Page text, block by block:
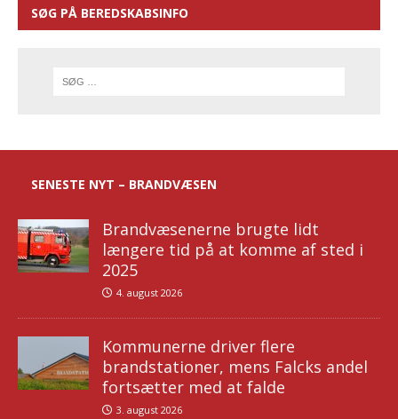
SØG PÅ BEREDSKABSINFO
SENESTE NYT – BRANDVÆSEN
Brandvæsenerne brugte lidt
længere tid på at komme af sted i
2025
4. august 2026
Kommunerne driver flere
brandstationer, mens Falcks andel
fortsætter med at falde
3. august 2026